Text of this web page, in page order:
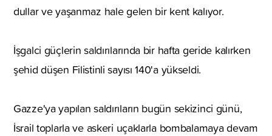
dullar ve yaşanmaz hale gelen bir kent kalıyor.
İşgalci güçlerin saldırılarında bir hafta geride kalırken
şehid düşen Filistinli sayısı 140'a yükseldi.
Gazze'ya yapılan saldırıların bugün sekizinci günü,
İsrail toplarla ve askeri uçaklarla bombalamaya devam